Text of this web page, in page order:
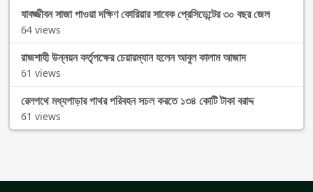
যাবজ্জীবন সাজা পাওয়া দক্ষিণ কোরিয়ার সাবেক প্রেসিডেন্টের ৩০ বছর জেল
64 views
রাজশাহী উন্নয়ন কর্তৃপক্ষের চেয়ারম্যান হলেন আবুল কালাম আজাদ
61 views
রেলপথে মধ্যপাড়ার পাথর পরিবহন সচল করতে ১৩৪ কোটি টাকা বরাদ্দ
61 views